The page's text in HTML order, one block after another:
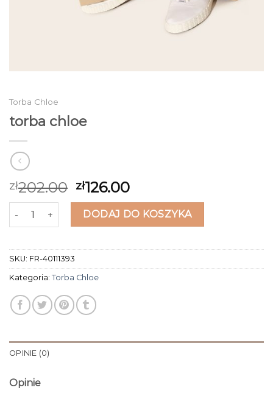
Torba Chloe
torba chloe
zł202.00 zł126.00
ilość torba chloe DODAJ DO KOSZYKA
SKU: FR-40111393
Kategoria: Torba Chloe
OPINIE (0)
Opinie